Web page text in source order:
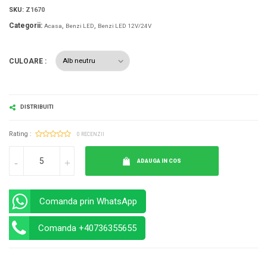
SKU: Z1670
Categorii: Acasa Benzi LED Benzi LED 12V/24V
CULOARE :
DISTRIBUITI
Rating : 0 RECENZII
ADAUGA IN COS
Comanda prin WhatsApp
Comanda +40736355655